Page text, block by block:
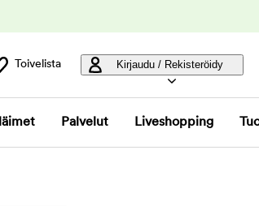
Toivelista Kirjaudu / Rekisteröidy
Palvelut Liveshopping